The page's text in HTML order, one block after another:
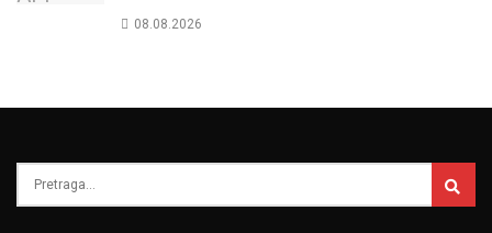
08.08.2026